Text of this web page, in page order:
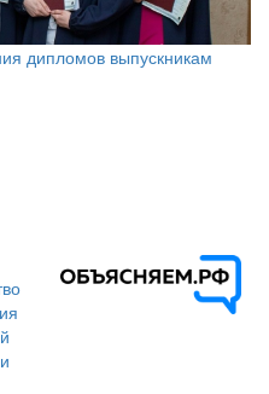
дипломов выпускникам